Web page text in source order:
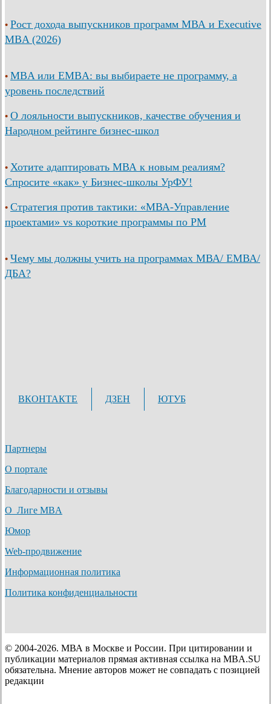
• Рост дохода выпускников программ МВА и Executive
MBA (2026)
• MBA или EMBA: вы выбираете не программу, а
уровень последствий
• О лояльности выпускников, качестве обучения и
Народном рейтинге бизнес-школ
• Хотите адаптировать МВА к новым реалиям?
Спросите «как» у Бизнес-школы УрФУ!
• Стратегия против тактики: «МВА-Управление
проектами» vs короткие программы по PM
• Чему мы должны учить на программах МВА/ ЕМВА/
ДБА?
ВКОНТАКТЕ ДЗЕН ЮТУБ
Партнеры
О портале
Благодарности и отзывы
О Лиге MBA
Юмор
Web-продвижение
Информационная политика
Политика конфиденциальности
© 2004-2026. МВА в Москве и России. При цитировании и
публикации материалов прямая активная ссылка на MBA.SU
обязательна. Мнение авторов может не совпадать с позицией
редакции